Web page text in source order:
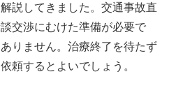
説してきました。交通事故直
交渉にむけた準備が必要で
りません。治療終了を待たず
頼するとよいでしょう。